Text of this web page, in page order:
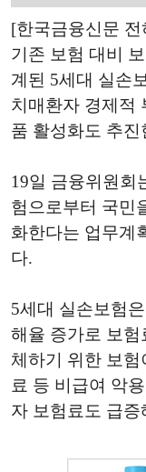
[한국금융신문
기존 보험 대비
계된 5세대 실손
치매환자 경제적
품 활성화도 추진
19일 금융위원회
험으로부터 국민
화한다는 업무계
다.
5세대 실손보험
해율 증가로 보험
체하기 위한 보험
료 등 비급여 악
자 보험료도 급